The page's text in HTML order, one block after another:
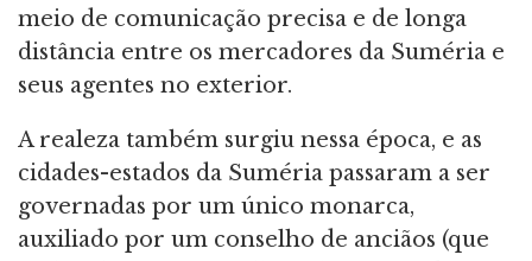
meio de comunicação precisa e de longa
distância entre os mercadores da Suméria e
seus agentes no exterior.
A realeza também surgiu nessa época, e as
cidades-estados da Suméria passaram a ser
governadas por um único monarca,
auxiliado por um conselho de anciãos (que